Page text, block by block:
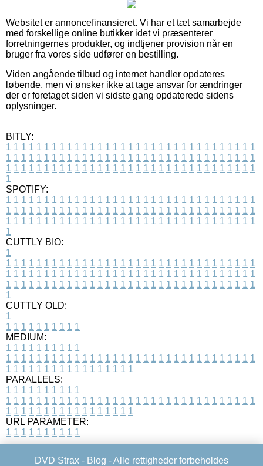
Websitet er annoncefinansieret. Vi har et tæt samarbejde
med forskellige online butikker idet vi præsenterer
forretningernes produkter, og indtjener provision når en
bruger fra vores side udfører en bestilling.
Viden angående tilbud og internet handler opdateres
løbende, men vi ønsker ikke at tage ansvar for ændringer
der er foretaget siden vi sidste gang opdaterede sidens
oplysninger.
BITLY:
1 1 1 1 1 1 1 1 1 1 1 1 1 1 1 1 1 1 1 1 1 1 1 1 1 1 1 1 1 1 1 1 1
1 1 1 1 1 1 1 1 1 1 1 1 1 1 1 1 1 1 1 1 1 1 1 1 1 1 1 1 1 1 1 1 1
1 1 1 1 1 1 1 1 1 1 1 1 1 1 1 1 1 1 1 1 1 1 1 1 1 1 1 1 1 1 1 1 1
1
SPOTIFY:
1 1 1 1 1 1 1 1 1 1 1 1 1 1 1 1 1 1 1 1 1 1 1 1 1 1 1 1 1 1 1 1 1
1 1 1 1 1 1 1 1 1 1 1 1 1 1 1 1 1 1 1 1 1 1 1 1 1 1 1 1 1 1 1 1 1
1 1 1 1 1 1 1 1 1 1 1 1 1 1 1 1 1 1 1 1 1 1 1 1 1 1 1 1 1 1 1 1 1
1
CUTTLY BIO:
1
1 1 1 1 1 1 1 1 1 1 1 1 1 1 1 1 1 1 1 1 1 1 1 1 1 1 1 1 1 1 1 1 1
1 1 1 1 1 1 1 1 1 1 1 1 1 1 1 1 1 1 1 1 1 1 1 1 1 1 1 1 1 1 1 1 1
1 1 1 1 1 1 1 1 1 1 1 1 1 1 1 1 1 1 1 1 1 1 1 1 1 1 1 1 1 1 1 1 1
1
CUTTLY OLD:
1
1 1 1 1 1 1 1 1 1 1
MEDIUM:
1 1 1 1 1 1 1 1 1 1
1 1 1 1 1 1 1 1 1 1 1 1 1 1 1 1 1 1 1 1 1 1 1 1 1 1 1 1 1 1 1 1 1
1 1 1 1 1 1 1 1 1 1 1 1 1 1 1 1 1
PARALLELS:
1 1 1 1 1 1 1 1 1 1
1 1 1 1 1 1 1 1 1 1 1 1 1 1 1 1 1 1 1 1 1 1 1 1 1 1 1 1 1 1 1 1 1
1 1 1 1 1 1 1 1 1 1 1 1 1 1 1 1 1
URL PARAMETER:
1 1 1 1 1 1 1 1 1 1
DVD Strax - Blog - Alle rettigheder forbeholdes